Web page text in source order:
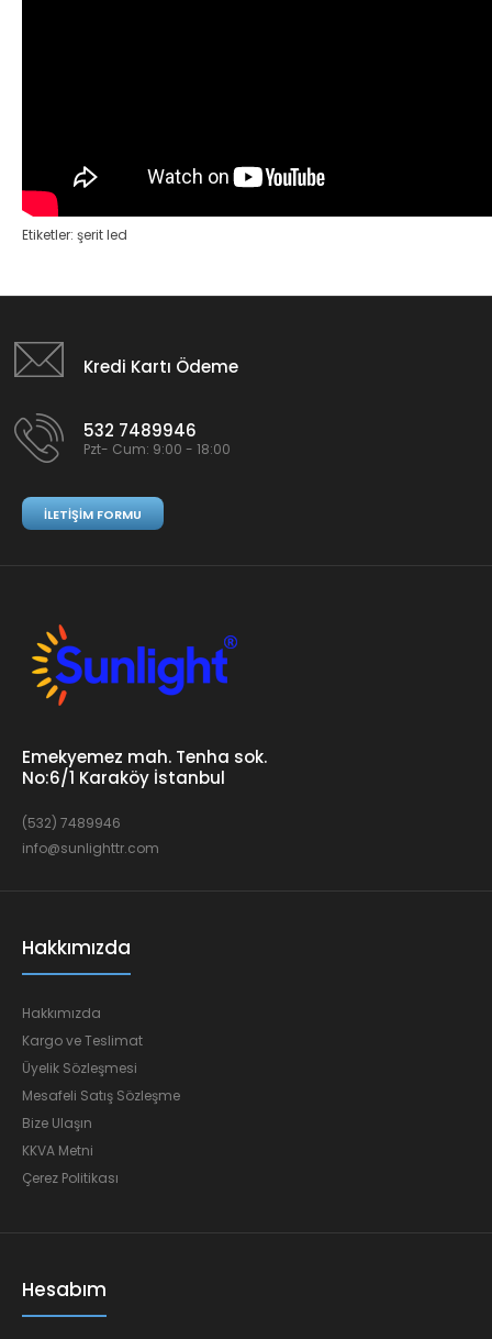
Etiketler: şerit led
Kredi Kartı Ödeme
532 7489946
Pzt- Cum: 9:00 - 18:00
İLETIŞIM FORMU
Emekyemez mah. Tenha sok.
No:6/1 Karaköy İstanbul
(532) 7489946
info@sunlighttr.com
Hakkımızda
Hakkımızda
Kargo ve Teslimat
Üyelik Sözleşmesi
Mesafeli Satış Sözleşme
Bize Ulaşın
KKVA Metni
Çerez Politikası
Hesabım